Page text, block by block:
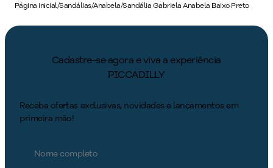
Página inicial/Sandálias/Anabela/Sandália Gabriela Anabela Baixo Preto
Cadastre-se agora e viva a experiência
PICCADILLY
Receba ofertas exclusivas, novidades e lançamentos em
primeira mão!